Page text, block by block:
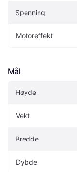
Spenning
Motoreffekt
Mål
Høyde
Vekt
Bredde
Dybde